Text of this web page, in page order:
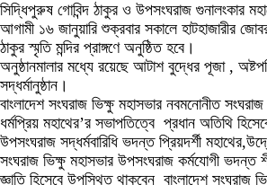
সিদ্ধিপুরুষ গোবিন্দ ঠাকুর ও উপসংঘরাজ গুনালংকার
আগামী ১৬ জানুয়ারি শুক্রবার সকালে হাটহাজারীর
ঠাকুর স্মৃতি মন্দির প্রাঙ্গণে অনুষ্ঠিত হবে।
অনুষ্ঠানমালার মধ্যে রয়েছে আটাশ বুদ্ধের পূজা ,
সদ্ধর্মানুষ্ঠান।
বাংলাদেশ সংঘরাজ ভিক্ষু মহাসভার নবমনোনীত
ধর্মপ্রিয় মহাথের’র সভাপতিত্বে প্রধান অতিথি
উপসংঘরাজ সদ্ধর্মবারিধি ভদন্ত প্রিয়দর্শী
সংঘরাজ ভিক্ষু মহাসভার উপসংঘরাজ কর্মযোগী ভদন্ত
জ্ঞাতি হিসেবে উপস্থিত থাকবেন বাংলাদেশ সংঘরাজ